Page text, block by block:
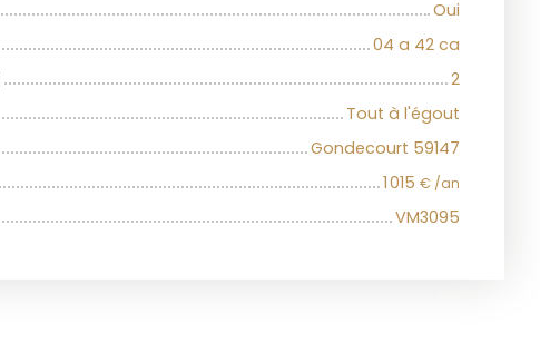
Oui
04 a 42 ca
2
Tout à l'égout
Gondecourt 59147
1 015 € /an
VM3095